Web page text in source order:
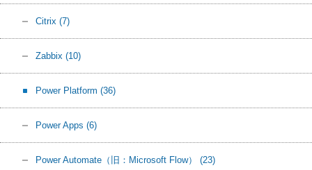
Citrix (7)
Zabbix (10)
Power Platform (36)
Power Apps (6)
Power Automate（旧：Microsoft Flow） (23)